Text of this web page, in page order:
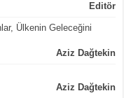
Editör
Ülkenin Geleceğini
Aziz Dağtekin
Aziz Dağtekin